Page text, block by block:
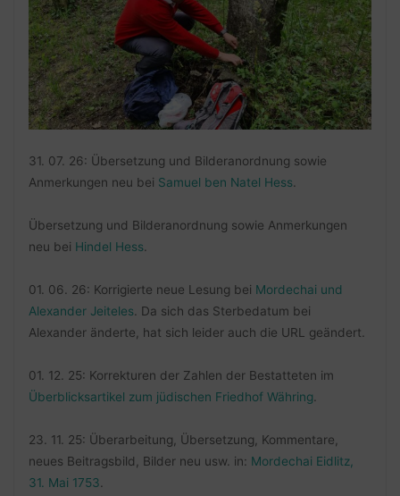
31. 07. 26: Übersetzung und Bilderanordnung sowie
Anmerkungen neu bei Samuel ben Natel Hess
Übersetzung und Bilderanordnung sowie Anmerkungen
neu bei Hindel Hess
01. 06. 26: Korrigierte neue Lesung bei Mordechai und
Alexander Jeiteles . Da sich das Sterbedatum bei
Alexander änderte, hat sich leider auch die URL geändert.
01. 12. 25: Korrekturen der Zahlen der Bestatteten im
Überblicksartikel zum jüdischen Friedhof Währing
23. 11. 25: Überarbeitung, Übersetzung, Kommentare,
neues Beitragsbild, Bilder neu usw. in: Mordechai Eidlitz,
31. Mai 1753